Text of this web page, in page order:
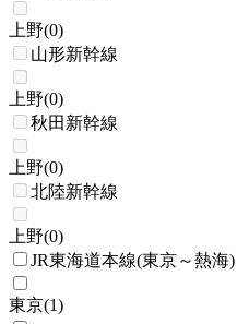
上野(0)
山形新幹線
上野(0)
秋田新幹線
上野(0)
北陸新幹線
上野(0)
JR東海道本線(東京～熱海)
東京(1)